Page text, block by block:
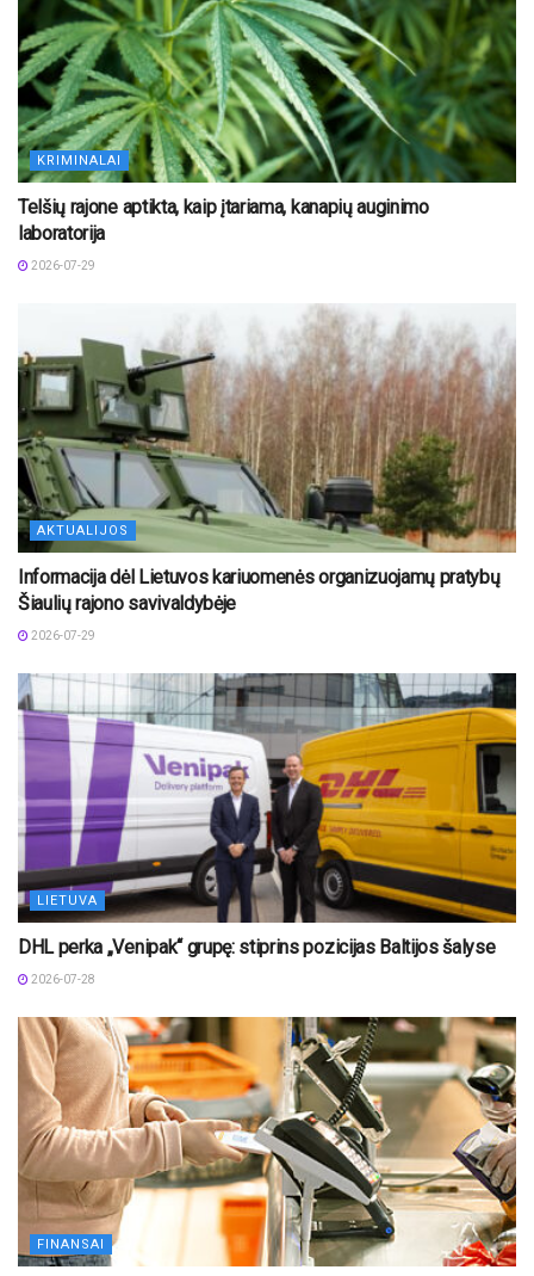
KRIMINALAI
Telšių rajone aptikta, kaip įtariama, kanapių auginimo
laboratorija
2026-07-29
AKTUALIJOS
Informacija dėl Lietuvos kariuomenės organizuojamų pratybų
Šiaulių rajono savivaldybėje
2026-07-29
LIETUVA
DHL perka „Venipak“ grupę: stiprins pozicijas Baltijos šalyse
2026-07-28
FINANSAI